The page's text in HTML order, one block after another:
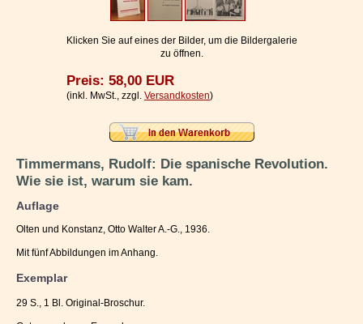
Ihr WarenkorbKlicken Sie auf eines der Bilder, um die Bildergalerie
zu öffnen.
Preis: 58,00 EUR
(inkl. MwSt., zzgl. Versandkosten)
Timmermans, Rudolf: Die spanische Revolution.
Wie sie ist, warum sie kam.
Auflage
Olten und Konstanz, Otto Walter A.-G., 1936.
Mit fünf Abbildungen im Anhang.
Exemplar
29 S., 1 Bl. Original-Broschur.